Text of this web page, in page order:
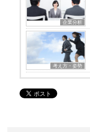
企業分析
考え方・姿勢